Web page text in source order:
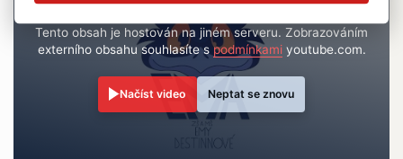
Tento obsah je hostován na jiném serveru. Zobrazováním
externího obsahu souhlasíte spodmínkamiyoutube.com.
Načíst video Neptat se znovu